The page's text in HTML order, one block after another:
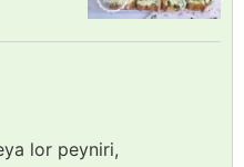
lor peyniri,